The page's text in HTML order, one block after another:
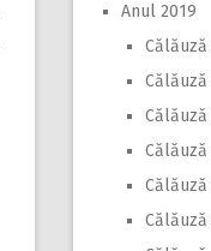
Anul 2019
Călăuză
Călăuză